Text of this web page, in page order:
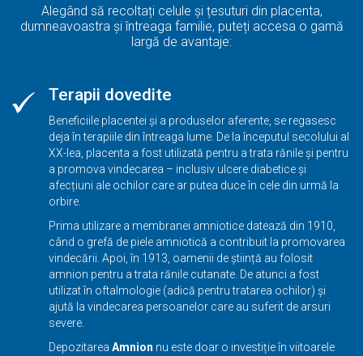
Alegând să recoltați celule și țesuturi din placenta,
dumneavoastra și întreaga familie, puteți accesa o gamă
largă de avantaje:
Terapii dovedite
Beneficiile placentei și a produselor aferente, se regasesc
deja în terapiile din întreaga lume. De la începutul secolului al
XX-lea, placenta a fost utilizată pentru a trata rănile și pentru
a promova vindecarea – inclusiv ulcere diabetice și
afecțiuni ale ochilor care ar putea duce în cele din urmă la
orbire.
Prima utilizare a membranei amniotice datează din 1910,
când o grefă de piele amniotică a contribuit la promovarea
vindecării. Apoi, în 1913, oamenii de știință au folosit
amnion pentru a trata rănile cutanate. De atunci a fost
utilizat în oftalmologie (adică pentru tratarea ochilor) și
ajută la vindecarea persoanelor care au suferit de arsuri
severe.
Depozitarea Amnion nu este doar o investiție în viitoarele